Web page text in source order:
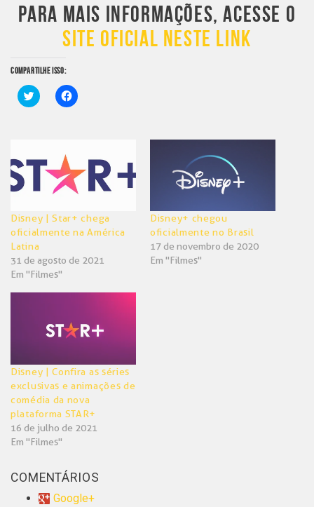
PARA MAIS INFORMAÇÕES, ACESSE O
SITE OFICIAL NESTE LINK
COMPARTILHE ISSO:
Clique
para
janela)
Clique
para
janela)
Disney | Star+ chega
oficialmente na América
Latina
31 de agosto de 2021
Em "Filmes"
Disney+ chegou
oficialmente no Brasil
17 de novembro de 2020
Em "Filmes"
Disney | Confira as séries
exclusivas e animações de
comédia da nova
plataforma STAR+
16 de julho de 2021
Em "Filmes"
COMENTÁRIOS
Google+